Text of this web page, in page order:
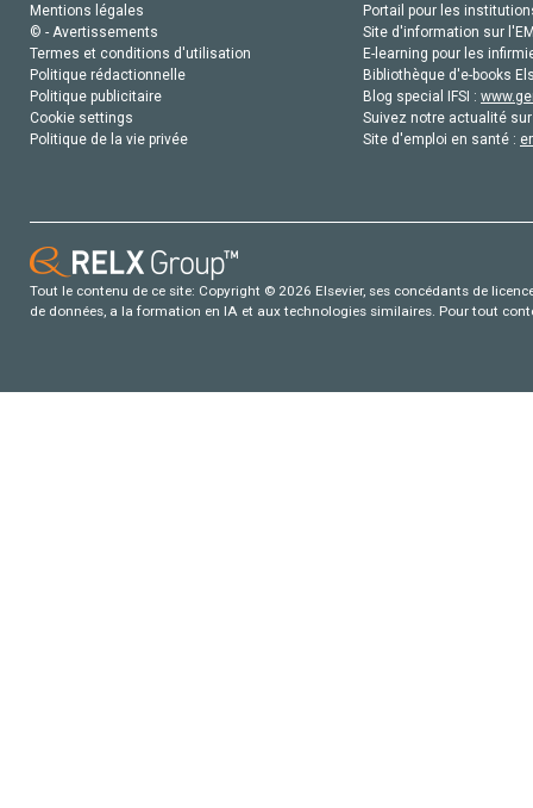
Mentions légales
© - Avertissements
Termes et conditions d'utilisation
Politique rédactionnelle
Politique publicitaire
Cookie settings
Politique de la vie privée
Portail pour les
Site d'information sur
E-learning pour les
Bibliothèque d'e-books
Blog special IFSI :
Suivez notre actualité
Site d'emploi en santé :
Tout le contenu de ce site: Copyright © 2026 Elsevier, ses concédants de
de données, a la formation en IA et aux technologies similaires. Pour tout